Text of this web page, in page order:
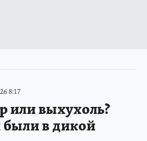
8:17
или выхухоль?
в дикой